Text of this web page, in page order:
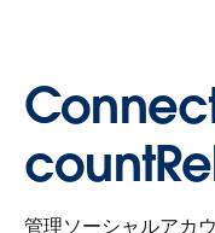
管理ソーシャルアカ